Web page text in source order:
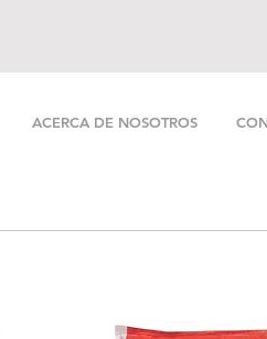
ACERCA DE NOSOTROS